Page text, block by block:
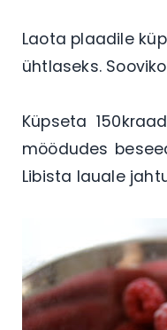
Laota plaadile
ühtlaseks.
Küpseta
möödudes
Libista lauale